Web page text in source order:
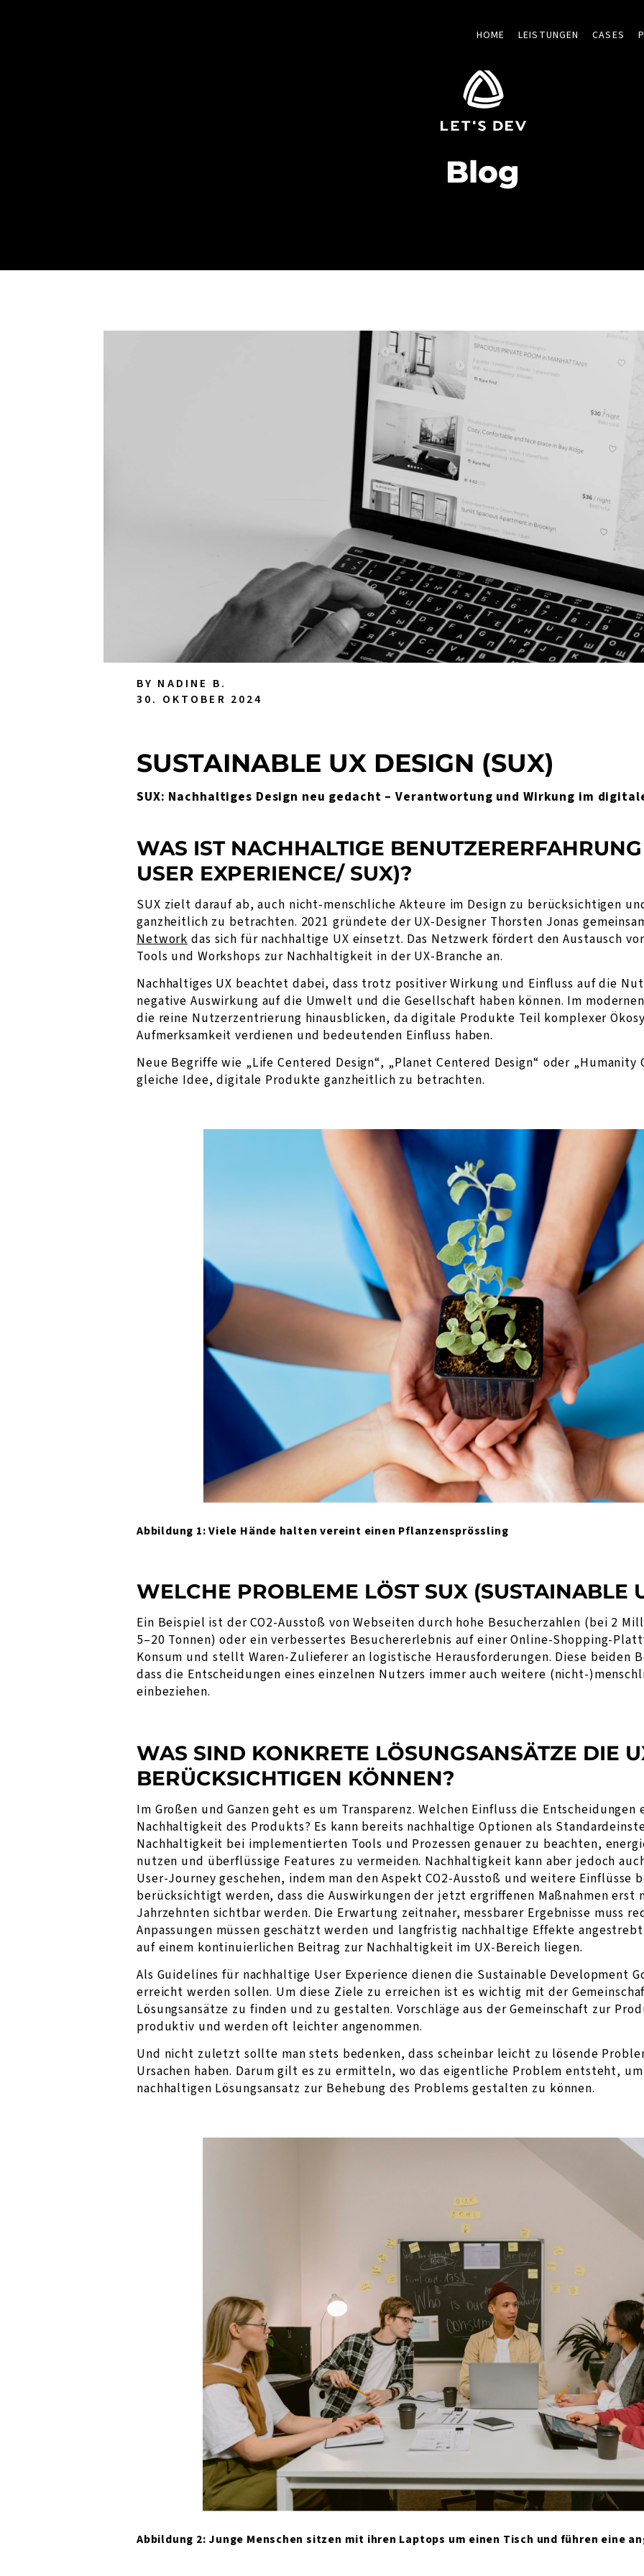
HOME LEISTUNGEN CASES
Blog
BY NADINE B.
30. OKTOBER 2024
SUSTAINABLE UX DESIGN (SUX)
SUX: Nachhaltiges Design neu gedacht – Verantwortung und Wirkung im
WAS IST NACHHALTIGE
USER EXPERIENCE/ SUX)?
SUX zielt darauf ab, auch nicht-menschliche Akteure im Design zu berücksichtigen
ganzheitlich zu betrachten. 2021 gründete der UX-Designer Thorsten Jonas
Networkdas sich für nachhaltige UX einsetzt. Das Netzwerk fördert den Austausch
Tools und Workshops zur Nachhaltigkeit in der UX-Branche an.
Nachhaltiges UX beachtet dabei, dass trotz positiver Wirkung und Einfluss auf die
negative Auswirkung auf die Umwelt und die Gesellschaft haben können. Im
die reine Nutzerzentrierung hinausblicken, da digitale Produkte Teil komplexer
Aufmerksamkeit verdienen und bedeutenden Einfluss haben.
Neue Begriffe wie „Life Centered Design“, „Planet Centered Design“ oder
gleiche Idee, digitale Produkte ganzheitlich zu betrachten.
Abbildung 1: Viele Hände halten vereint einen Pflanzensprössling
WELCHE PROBLEME LÖST SUX (SUSTAINABLE
Ein Beispiel ist der CO2-Ausstoß von Webseiten durch hohe Besucherzahlen (bei 2
5–20 Tonnen) oder ein verbessertes Besuchererlebnis auf einer Online-Shopping-
Konsum und stellt Waren-Zulieferer an logistische Herausforderungen. Diese beiden
dass die Entscheidungen eines einzelnen Nutzers immer auch weitere (nicht-
einbeziehen.
WAS SIND KONKRETE LÖSUNGSANSÄTZE DIE
BERÜCKSICHTIGEN KÖNNEN?
Im Großen und Ganzen geht es um Transparenz. Welchen Einfluss die
Nachhaltigkeit des Produkts? Es kann bereits nachhaltige Optionen als
Nachhaltigkeit bei implementierten Tools und Prozessen genauer zu beachten,
nutzen und überflüssige Features zu vermeiden. Nachhaltigkeit kann aber jedoch
User-Journey geschehen, indem man den Aspekt CO2-Ausstoß und weitere Einflüsse
berücksichtigt werden, dass die Auswirkungen der jetzt ergriffenen Maßnahmen erst
Jahrzehnten sichtbar werden. Die Erwartung zeitnaher, messbarer Ergebnisse muss
Anpassungen müssen geschätzt werden und langfristig nachhaltige Effekte
auf einem kontinuierlichen Beitrag zur Nachhaltigkeit im UX-Bereich liegen.
Als Guidelines für nachhaltige User Experience dienen die Sustainable Development
erreicht werden sollen. Um diese Ziele zu erreichen ist es wichtig mit der
Lösungsansätze zu finden und zu gestalten. Vorschläge aus der Gemeinschaft zur
produktiv und werden oft leichter angenommen.
Und nicht zuletzt sollte man stets bedenken, dass scheinbar leicht zu lösende
Ursachen haben. Darum gilt es zu ermitteln, wo das eigentliche Problem entsteht,
nachhaltigen Lösungsansatz zur Behebung des Problems gestalten zu können.
Abbildung 2: Junge Menschen sitzen mit ihren Laptops um einen Tisch und führen eine